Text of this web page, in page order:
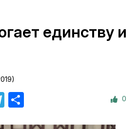
единству и
Telegram 0